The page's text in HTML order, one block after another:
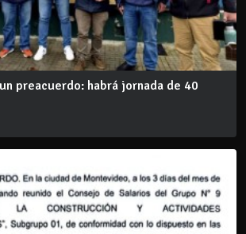
preacuerdo: habrá jornada de 40